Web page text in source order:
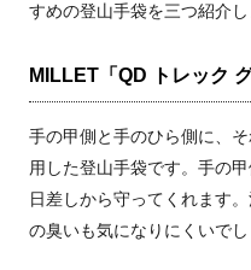
すめの登山手袋を三つ紹介し
MILLET「QD トレック
手の甲側と手のひら側に、
用した登山手袋です。手の
日差しから守ってくれます
の臭いも気になりにくいでし